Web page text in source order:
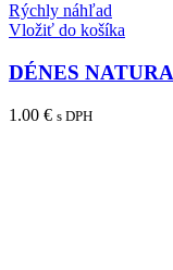
Rýchly náhľad
Vložiť do košíka
DÉNES
1.00 € s DPH